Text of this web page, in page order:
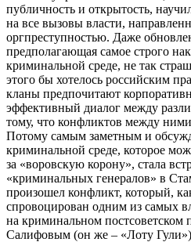
публичность и открытость,
на все вызовы власти,
оргпреступностью. Даже
предполагающая самое строго
криминальной среде, не так
этого бы хотелось российским
кланы предпочитают
эффективный диалог между
тому, что конфликтов между
Потому самым заметным и
криминальной среде, которое
за «воровскую корону», стала
«криминальных генералов» в
произошел конфликт, который,
спровоцирован одним из самых
на криминальном постсоветском
Салифовым (он же – «Лоту